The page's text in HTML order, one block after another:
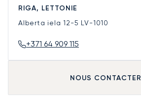
RIGA, LETTONIE
Alberta iela 12-5 LV-1010
+371 64 909 115
NOUS CONTACTER